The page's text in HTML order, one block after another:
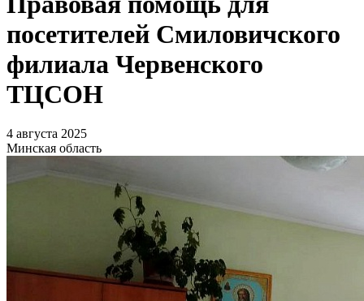
посетителей Смиловичского
филиала Червенского
ТЦСОН
4 августа 2025
Минская область